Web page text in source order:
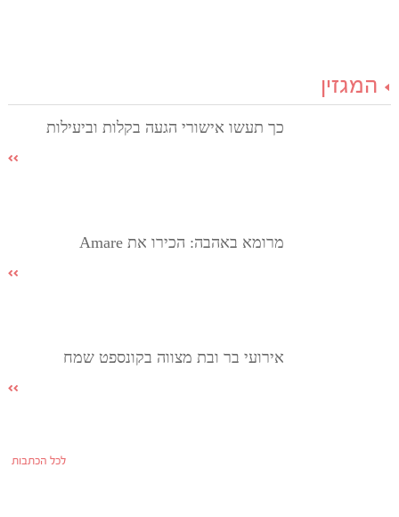
המגזין
כך תעשו אישורי הגעה בקלות וביעילות
מרומא באהבה: הכירו את Amare
אירועי בר ובת מצווה בקונספט שמח
לכל הכתבות